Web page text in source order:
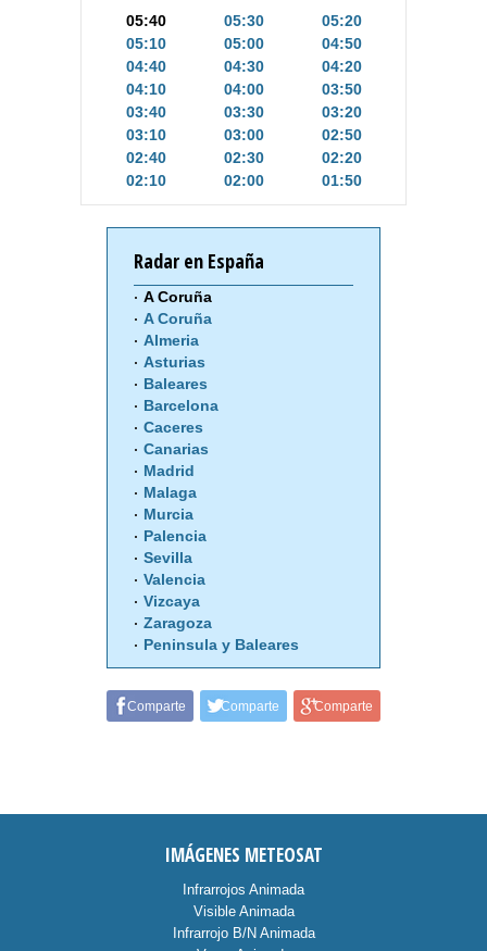
05:40 05:30
05:20
05:10
05:00
04:50
04:40
04:30
04:20
04:10
04:00
03:50
03:40
03:30
03:20
03:10
03:00
02:50
02:40
02:30
02:20
02:10
02:00 01:50
Radar en España
A Coruña
A Coruña
Almeria
Asturias
Baleares
Barcelona
Caceres
Canarias
Madrid
Malaga
Murcia
Palencia
Sevilla
Valencia
Vizcaya
Zaragoza
Peninsula y Baleares
Comparte Comparte Comparte
IMÁGENES METEOSAT
Infrarrojos Animada
Visible Animada
Infrarrojo B/N Animada